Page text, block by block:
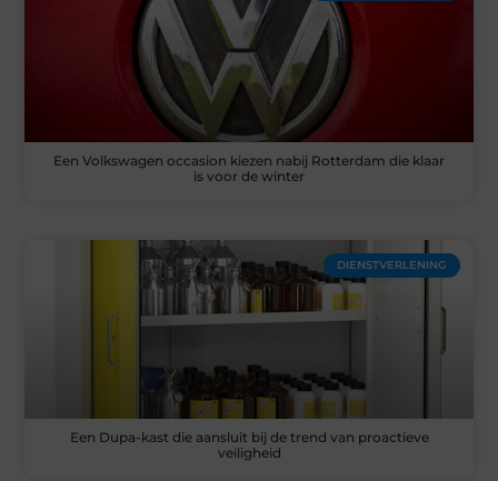
Een Volkswagen occasion kiezen nabij Rotterdam die klaar
is voor de winter
DIENSTVERLENING
Een Dupa-kast die aansluit bij de trend van proactieve
veiligheid